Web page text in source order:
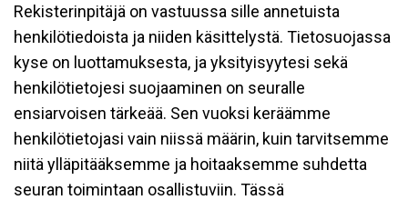
Rekisterinpitäjä on vastuussa sille annetuista
henkilötiedoista ja niiden käsittelystä. Tietosuojassa
kyse on luottamuksesta, ja yksityisyytesi sekä
henkilötietojesi suojaaminen on seuralle
ensiarvoisen tärkeää. Sen vuoksi keräämme
henkilötietojasi vain niissä määrin, kuin tarvitsemme
niitä ylläpitääksemme ja hoitaaksemme suhdetta
seuran toimintaan osallistuviin. Tässä